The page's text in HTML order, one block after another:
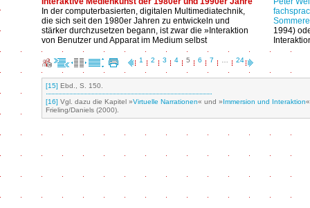
In der computerbasierten, digitalen Multimediatechnik,
die sich seit den 1980er Jahren zu entwickeln und
stärker durchzusetzen begann, ist zwar die »Interaktion
von Benutzer und Apparat im Medium selbst
1994)
1 2 3 4 5 6 7 24
[15] Ebd., S. 150.
[16] Vgl. dazu die Kapitel »Virtuelle Narrationen« und »Immersion und Interaktion
Frieling/Daniels (2000).